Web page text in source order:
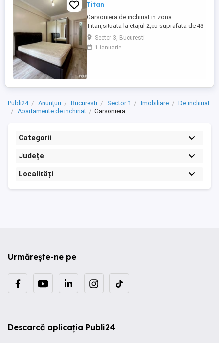
Titan
Garsoniera de inchiriat in zona
Titan,situata la etajul 2,cu suprafata de 43
mp,locuinta aerisita si bine
compartimentata,cu acces facil la zone
verzi si relaxare. Aveti metrou Titan la 4-5
Sector 3, Bucuresti
1 ianuarie
Publi24 Anunțuri Bucuresti Sector 1 Imobiliare
De inchiriat
Apartamente de inchiriat
Garsoniera
Categorii
Județe
Localități
Urmărește-ne pe
Descarcă aplicația Publi24